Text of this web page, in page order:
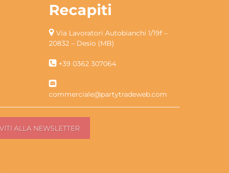
Recapiti
Via Lavoratori Autobianchi 1/19f –
20832 – Desio (MB)
+39 0362 307064
commerciale@partytradeweb.com